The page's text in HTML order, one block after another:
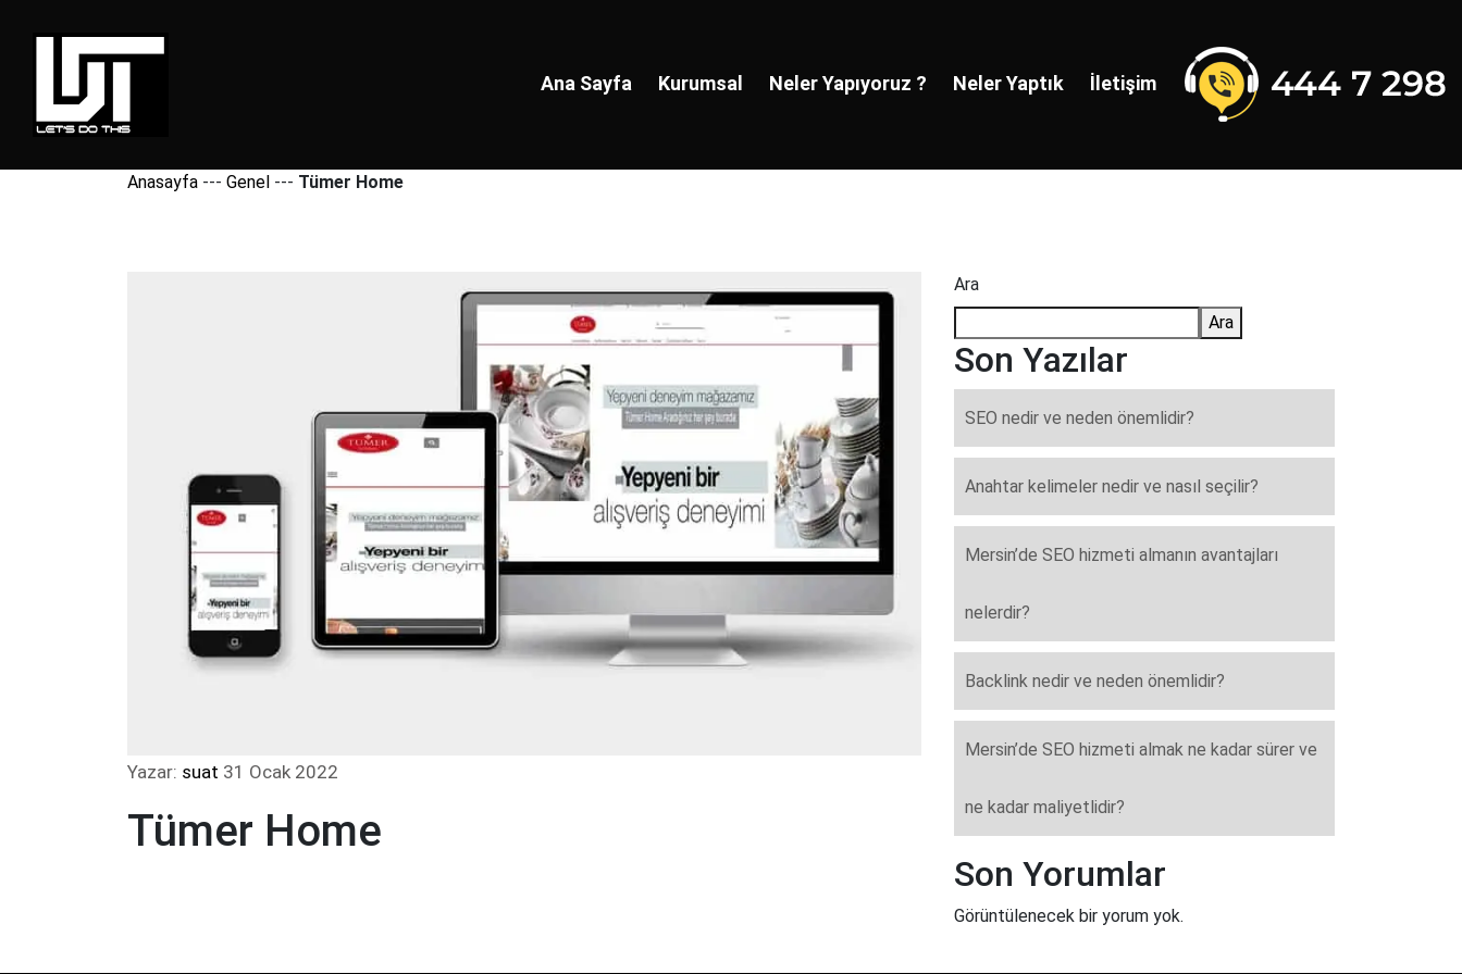
Ana Sayfa Kurumsal Neler Yapıyoruz ? Neler Yaptık İletişim
Anasayfa --- Genel --- Tümer Home
Yazar: suat 31 Ocak 2022
Tümer Home
Ara
Ara
Son Yazılar
SEO nedir ve neden önemlidir?
Anahtar kelimeler nedir ve nasıl seçilir?
Mersin’de SEO hizmeti almanın avantajları
nelerdir?
Backlink nedir ve neden önemlidir?
Mersin’de SEO hizmeti almak ne kadar sürer ve
ne kadar maliyetlidir?
Son Yorumlar
Görüntülenecek bir yorum yok.